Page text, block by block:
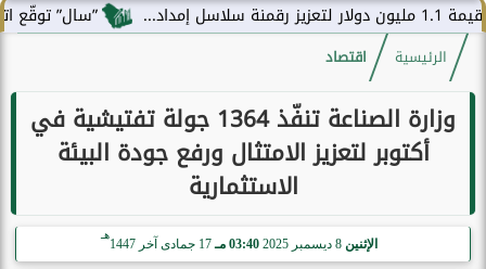
”سال” توقّع اتفاقية مع
الرئيسية اقتصاد
وزارة الصناعة تنفّذ 1364 جولة تفتيشية في
أكتوبر لتعزيز الامتثال ورفع جودة البيئة
الاستثمارية
الإثنين 8 ديسمبر 2025 03:40 مـ 17 جمادى آخر 1447
هـ